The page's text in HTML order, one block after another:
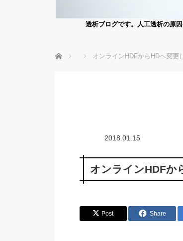
透析ブログです。人工透析の原
ホーム オンラインHDFからHDへ変更
2018.01.15
オンラインHDFか
Post Share